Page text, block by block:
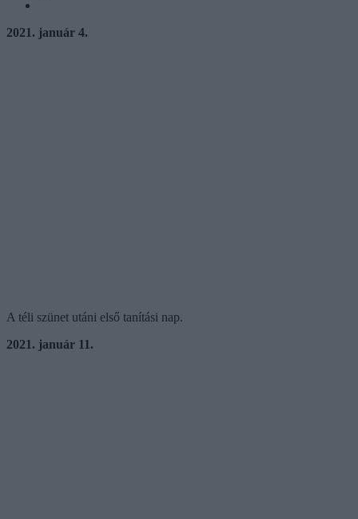
2021. január 4.
A téli szünet utáni első tanítási nap.
2021. január 11.